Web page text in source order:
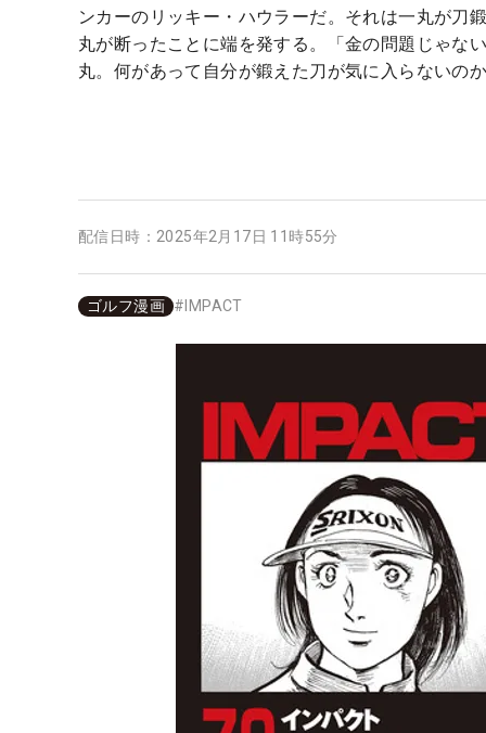
ンカーのリッキー・ハウラーだ。それは一丸が刀
丸が断ったことに端を発する。「金の問題じゃ
丸。何があって自分が鍛えた刀が気に入らない
配信日時： 2025年2月17日 11時55分
ゴルフ漫画 # IMPACT